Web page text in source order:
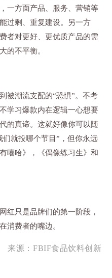
一方面产品、服务、营销等
过剩、重复建设。另一方
者对更好、更优质产品的需
的不平衡。
被潮流支配的“恐惧”。不考
学习爆款内在逻辑一心想要
的真谛。这就好像你可以随
就投哪个节目”，但你永远
嘻哈》，《偶像练习生》和
红只是品牌们的第一阶段，
消费者的嘴边。
来源：FBIF食品饮料创新